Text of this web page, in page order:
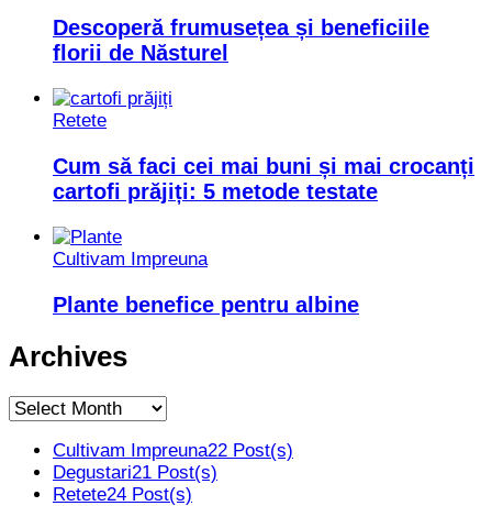
Descoperă frumusețea și beneficiile
florii de Năsturel
Retete
Cum să faci cei mai buni și mai crocanți
cartofi prăjiți: 5 metode testate
Cultivam Impreuna
Plante benefice pentru albine
Archives
Archives
Cultivam Impreuna22 Post(s)
Degustari21 Post(s)
Retete24 Post(s)